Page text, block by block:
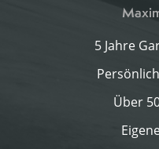
5 Jahre
Über